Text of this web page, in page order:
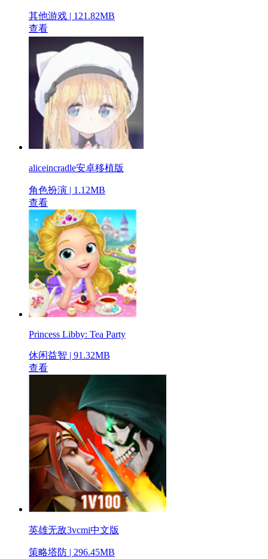
其他游戏 | 121.82MB
查看
aliceincradle安卓移植版
角色扮演 | 1.12MB
查看
Princess Libby: Tea Party
休闲益智 | 91.32MB
查看
英雄无敌3vcmi中文版
策略塔防 | 296.45MB